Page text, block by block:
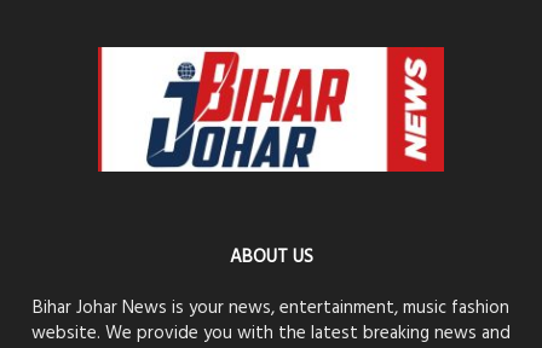
ABOUT US
Bihar Johar News is your news, entertainment, music fashion
website. We provide you with the latest breaking news and